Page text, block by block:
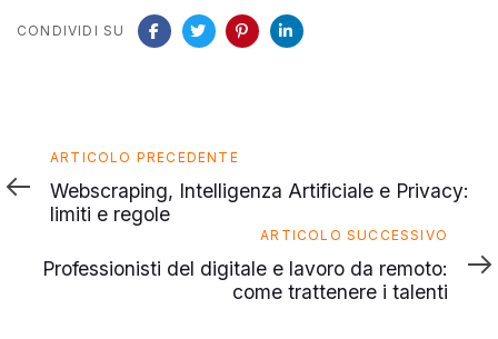
CONDIVIDI SU
Articolo
precedente
ARTICOLO PRECEDENTE
Webscraping, Intelligenza Artificiale e Privacy:
limiti e regole
successivo
ARTICOLO SUCCESSIVO
Professionisti del digitale e lavoro da remoto:
come trattenere i talenti